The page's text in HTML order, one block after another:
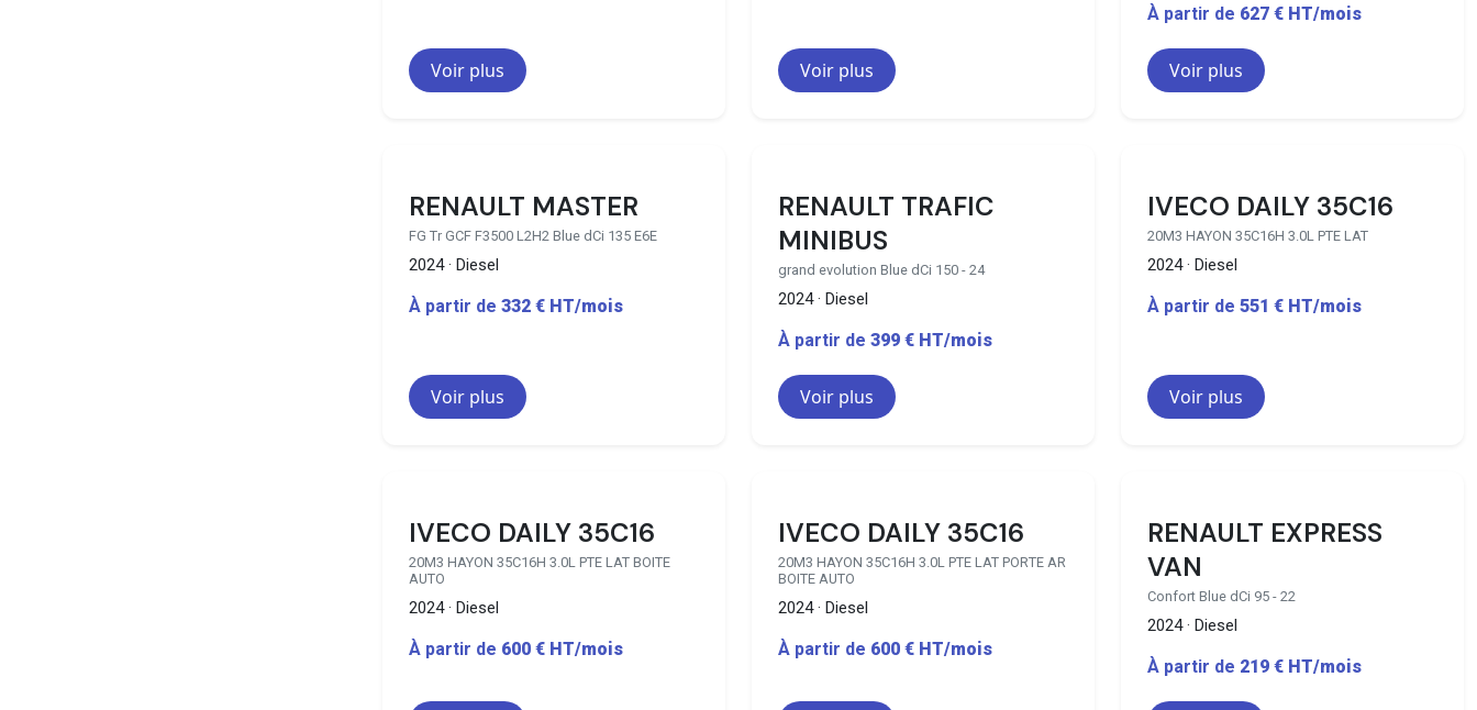
Voir plus Voir plus
À partir de 627 € HT/mois
Voir plus
RENAULT MASTER
FG Tr GCF F3500 L2H2 Blue dCi 135 E6E
2024 · Diesel
À partir de 332 € HT/mois
Voir plus
RENAULT TRAFIC
MINIBUS
grand evolution Blue dCi 150 - 24
2024 · Diesel
À partir de 399 € HT/mois
Voir plus
IVECO DAILY 35C16
20M3 HAYON 35C16H 3.0L PTE LAT
2024 · Diesel
À partir de 551 € HT/mois
Voir plus
IVECO DAILY 35C16
20M3 HAYON 35C16H 3.0L PTE LAT BOITE
AUTO
2024 · Diesel
À partir de 600 € HT/mois
IVECO DAILY 35C16
20M3 HAYON 35C16H 3.0L PTE LAT PORTE AR
BOITE AUTO
2024 · Diesel
À partir de 600 € HT/mois
RENAULT EXPRESS
VAN
Confort Blue dCi 95 - 22
2024 · Diesel
À partir de 219 € HT/mois